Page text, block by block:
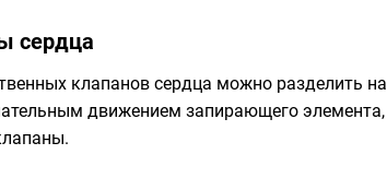
сердца
клапанов сердца можно разделить на
движением запирающего элемента,